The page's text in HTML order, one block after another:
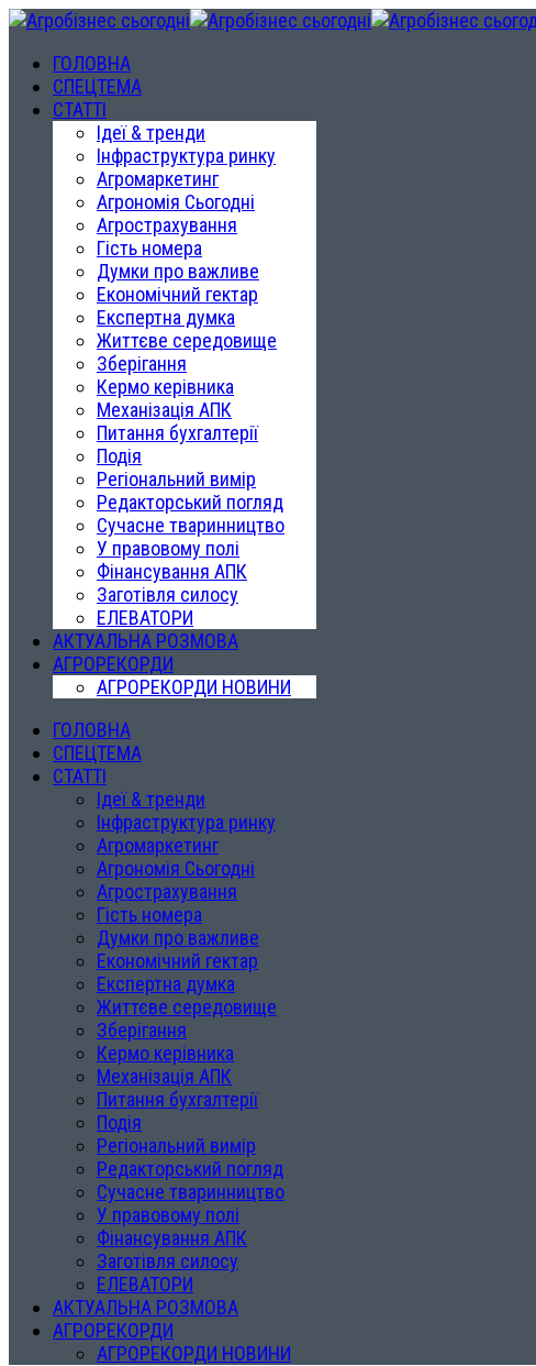
ГОЛОВНА
СПЕЦТЕМА
СТАТТІ
Ідеї & тренди
Інфраструктура ринку
Агромаркетинг
Агрономія Сьогодні
Агрострахування
Гість номера
Думки про важливе
Економічний гектар
Експертна думка
Життєве середовище
Зберігання
Кермо керівника
Механізація АПК
Питання бухгалтерії
Подія
Регіональний вимір
Редакторський погляд
Сучасне тваринництво
У правовому полі
Фінансування АПК
Заготівля силосу
ЕЛЕВАТОРИ
АКТУАЛЬНА РОЗМОВА
АГРОРЕКОРДИ
АГРОРЕКОРДИ НОВИНИ
ГОЛОВНА
СПЕЦТЕМА
СТАТТІ
Ідеї & тренди
Інфраструктура ринку
Агромаркетинг
Агрономія Сьогодні
Агрострахування
Гість номера
Думки про важливе
Економічний гектар
Експертна думка
Життєве середовище
Зберігання
Кермо керівника
Механізація АПК
Питання бухгалтерії
Подія
Регіональний вимір
Редакторський погляд
Сучасне тваринництво
У правовому полі
Фінансування АПК
Заготівля силосу
ЕЛЕВАТОРИ
АКТУАЛЬНА РОЗМОВА
АГРОРЕКОРДИ
АГРОРЕКОРДИ НОВИНИ